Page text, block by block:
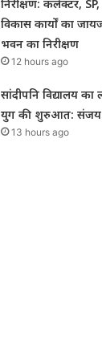
निरीक्षण: कलेक्टर,
विकास कार्यों का
भवन का निरीक्षण
12 hours ago
सांदीपनि विद्यालय का
युग की शुरुआत: संजय
13 hours ago